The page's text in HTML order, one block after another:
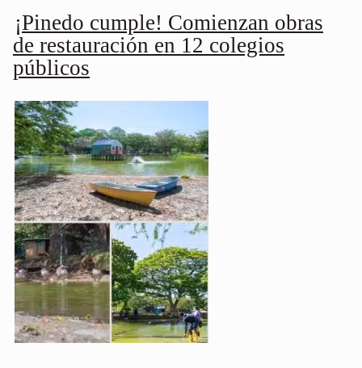
¡Pinedo cumple! Comienzan obras
de restauración en 12 colegios
públicos